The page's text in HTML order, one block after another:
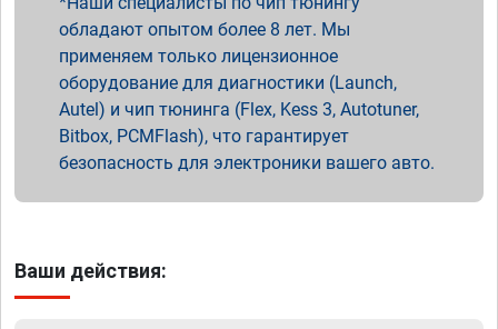
обладают опытом более 8 лет. Мы
применяем только лицензионное
оборудование для диагностики (Launch,
Autel) и чип тюнинга (Flex, Kess 3, Autotuner,
Bitbox, PCMFlash), что гарантирует
безопасность для электроники вашего авто.
Ваши действия: